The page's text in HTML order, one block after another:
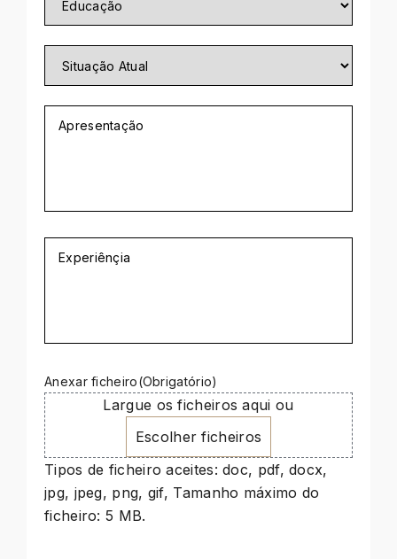
Atual
Anexar ficheiro(Obrigatório)
Largue os ficheiros aqui ou
Escolher ficheiros
Tipos de ficheiro aceites: doc, pdf, docx,
jpg, jpeg, png, gif, Tamanho máximo do
ficheiro: 5 MB.